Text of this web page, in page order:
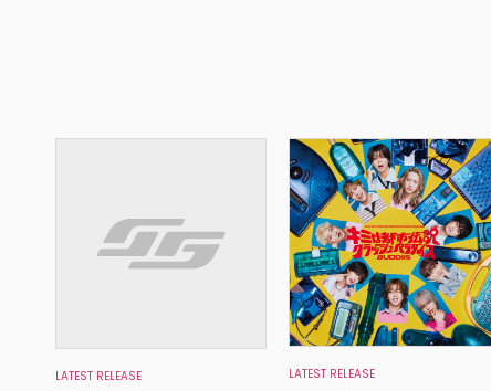
LATEST RELEASE LATEST RELEASE